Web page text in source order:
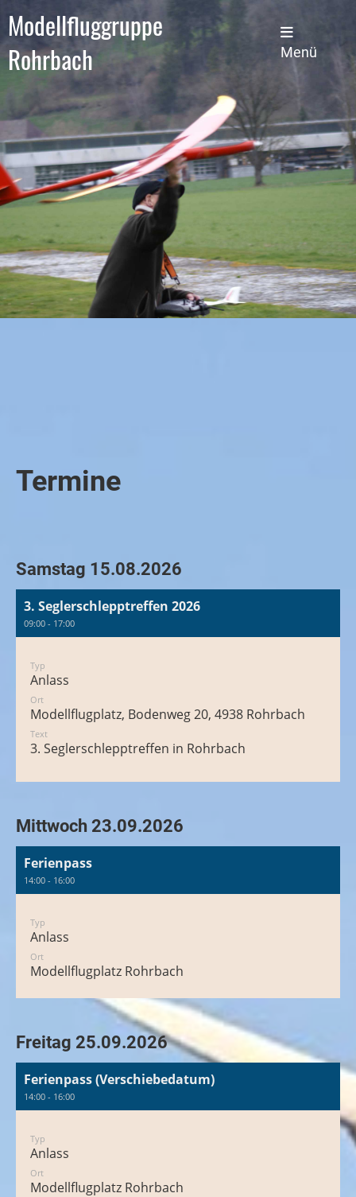
Modellfluggruppe
Rohrbach
Menü
Termine
Samstag 15.08.2026
3. Seglerschlepptreffen 2026
09:00 - 17:00
Typ
Anlass
Ort
Modellflugplatz, Bodenweg 20, 4938 Rohrbach
Text
3. Seglerschlepptreffen in Rohrbach
Mittwoch 23.09.2026
Ferienpass
14:00 - 16:00
Typ
Anlass
Ort
Modellflugplatz Rohrbach
Freitag 25.09.2026
Ferienpass (Verschiebedatum)
14:00 - 16:00
Typ
Anlass
Ort
Modellflugplatz Rohrbach